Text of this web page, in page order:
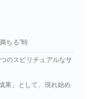
ちる”時
のスピリチュアルなサ
果」として、現れ始め